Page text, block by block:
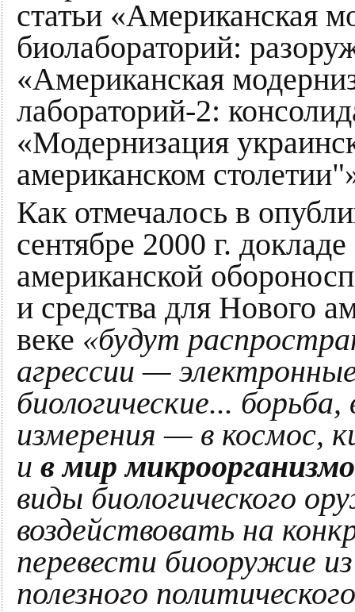
статьи «Американская
биолабораторий:
«Американская
лабораторий-2:
«Модернизация
американском
Как отмечалось в
сентябре 2000 г.
американской
и средства для Нового
веке «будут
агрессии —
биологические...
измерения — в космос,
и в мир
виды биологического
воздействовать на
перевести биооружие
полезного